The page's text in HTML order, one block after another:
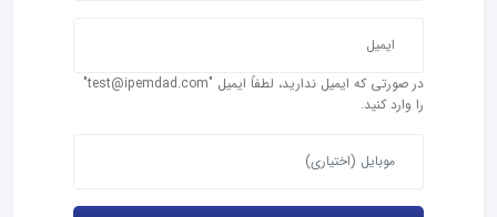
در صورتی که ایمیل ندارید، لطفاً ایمیل "test@ipemdad.com"
را وارد کنید.